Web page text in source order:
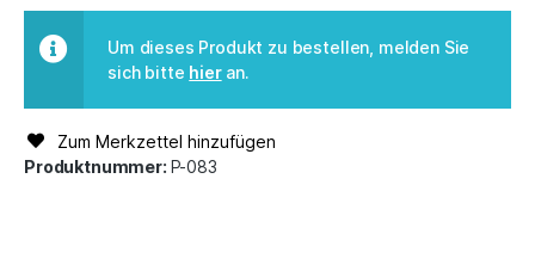
Um dieses Produkt zu bestellen, melden Sie
sich bitte hieran.
Zum Merkzettel hinzufügen
Produktnummer: P-083